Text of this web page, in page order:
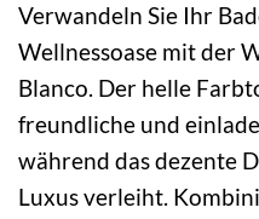
Verwandeln Sie Ihr
Wellnessoase mit der
Blanco. Der helle
freundliche und
während das dezente
Luxus verleiht.